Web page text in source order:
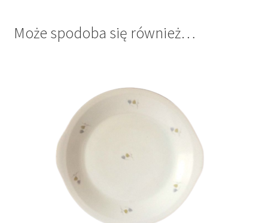
Może spodoba się również…